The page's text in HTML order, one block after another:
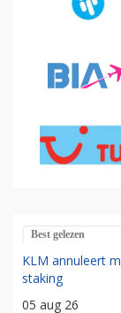
Best gelezen
KLM annuleert
staking
05 aug 26